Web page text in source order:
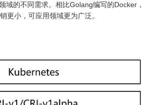
的不同需求。相比Golang编写的Docker，
更小，可应用领域更为广泛。